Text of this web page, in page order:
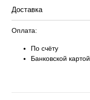
Доставка
Оплата:
По счёту
Банковской картой